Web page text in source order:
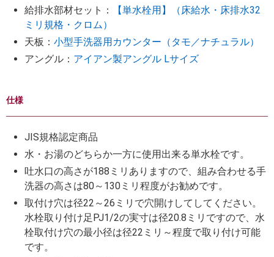
給排水部材セット：
【単水栓用】（床給水・床排水32
ミリ規格・クロム）
天板： 小型手洗器用カウンター（タモ／ナチュラル）
アングル： アイアン製アングル Lサイズ
仕様
JIS規格認定商品
水・お湯のどちらか一方に使用出来る単水栓です。
吐水口の高さが188ミリありますので、組み合わせる手
洗器の高さは80～130ミリ程度がお勧めです。
取付け穴は径22～26ミリで穴開けしてしてください。
水栓取り付け足PJ1/2の実寸は径20.8ミリですので、水
栓取付け穴の最小径は径22ミリ～程度で取り付け可能
です。